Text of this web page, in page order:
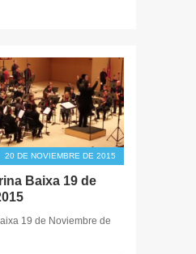
20 DE NOVIEMBRE DE 2015
Baixa 19 de
19 de Noviembre de